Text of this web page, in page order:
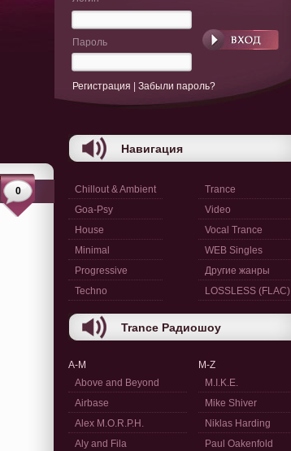
0
Пароль
Регистрация Забыли пароль?
Навигация
Chillout & Ambient
Goa-Psy
House
Minimal
Progressive
Techno
Trance
Video
Vocal Trance
WEB Singles
Другие жанры
LOSSLESS (FLAC)
Trance Радиошоу
A-M
Above and Beyond
Airbase
Alex M.O.R.P.H.
Aly and Fila
M-Z
M.I.K.E.
Mike Shiver
Niklas Harding
Paul Oakenfold